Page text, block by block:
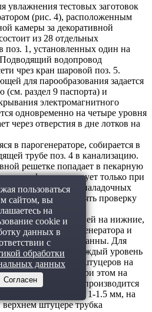
увлажнения тестовых заготовок
(рис. 4), расположенным
камеры за декоративной
из 28 отдельных
поз. 1, установленных один на
водопровод
чрез кран шаровой поз. 5.
для парообразования задается
раздел 9 паспорта) и
электромагнитного
одновременно на четыре уровня
через отверстия в дне лотков на
в парогенераторе, собирается в
трубе поз. 4 в канализацию.
решетке попадает в пекарную
функционирует только при
пуско-наладочных
печи осуществлять проверку
на четыре уровня
с верхних уровней на нижние,
минуя лотки парогенератора и
избытка воды из ванны. Для
подачи воды на каждый уровень
концов штуцеров на
поз. 3. При этом на
стенок трубки производится
снизу до размера 1-1.5 мм, на
штуцере трубка
пользоваться
сайтом, вы
на
cookie и
данных в
с
обработки
данных
Согласен